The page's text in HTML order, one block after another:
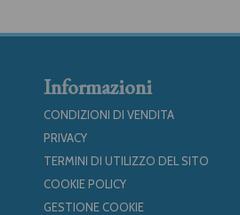
Informazioni
CONDIZIONI DI VENDITA
PRIVACY
TERMINI DI UTILIZZO DEL SITO
COOKIE POLICY
GESTIONE COOKIE